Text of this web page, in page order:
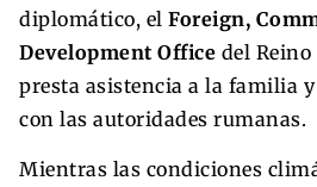
diplomático, el Foreign,
Development Office del
presta asistencia a la familia
con las autoridades rumanas.
Mientras las condiciones